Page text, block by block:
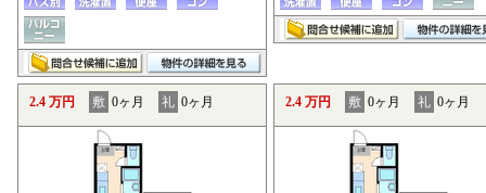
2.4 万円 敷 0ヶ月 礼 0ヶ月 2.4 万円 敷 0ヶ月 礼 0ヶ月